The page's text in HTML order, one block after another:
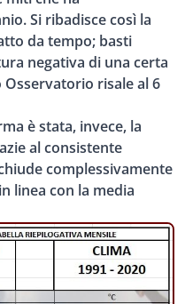
Si ribadisce così la
da tempo; basti
negativa di una certa
risale al 6
è stata, invece, la
al consistente
complessivamente
linea con la media